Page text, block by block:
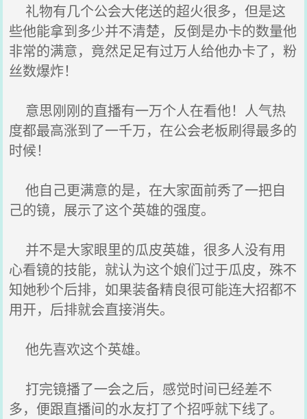
礼物有几个公会大佬送的超火很多，但是这
些他能拿到多少并不清楚，反倒是办卡的数量他
非常的满意，竟然足足有过万人给他办卡了，粉
丝数爆炸！
意思刚刚的直播有一万个人在看他！人气热
度都最高涨到了一千万，在公会老板刷得最多的
时候！
他自己更满意的是，在大家面前秀了一把自
己的镜，展示了这个英雄的强度。
并不是大家眼里的瓜皮英雄，很多人没有用
心看镜的技能，就认为这个娘们过于瓜皮，殊不
知她秒个后排，如果装备精良很可能连大招都不
用开，后排就会直接消失。
他先喜欢这个英雄。
打完镜播了一会之后，感觉时间已经差不
多，便跟直播间的水友打了个招呼就下线了。